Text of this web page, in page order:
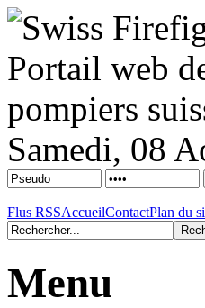
Samedi, 08
Flus RSSAccueilContactPlan du
Menu